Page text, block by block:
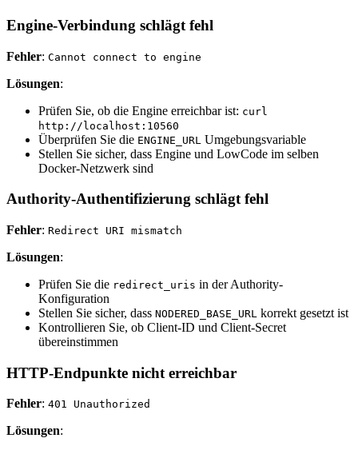
Engine-Verbindung schlägt fehl
Fehler: Cannot connect to engine
Lösungen:
Prüfen Sie, ob die Engine erreichbar ist: curl
http://localhost:10560
Überprüfen Sie die ENGINE_URL Umgebungsvariable
Stellen Sie sicher, dass Engine und LowCode im selben
Docker-Netzwerk sind
Authority-Authentifizierung schlägt fehl
Fehler: Redirect URI mismatch
Lösungen:
Prüfen Sie die redirect_uris in der Authority-
Konfiguration
Stellen Sie sicher, dass NODERED_BASE_URL korrekt gesetzt ist
Kontrollieren Sie, ob Client-ID und Client-Secret
übereinstimmen
HTTP-Endpunkte nicht erreichbar
Fehler: 401 Unauthorized
Lösungen: